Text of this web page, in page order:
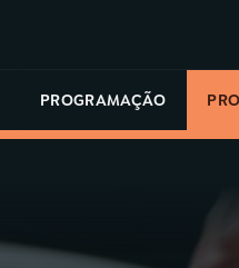
PROGRAMAÇÃO